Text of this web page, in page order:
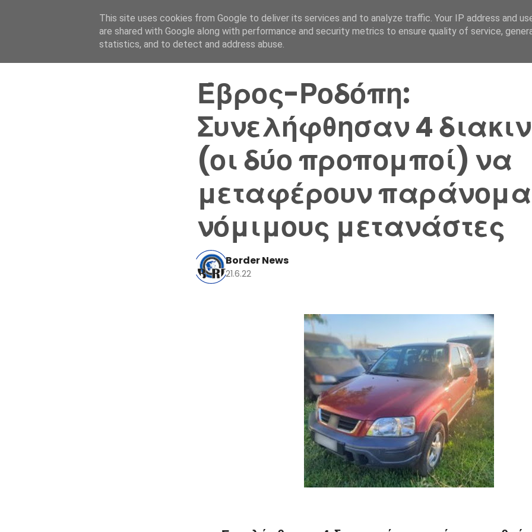
Αρχική Σελίδα Ελλάδα
Έβρος-Ροδόπη:
Συνελήφθησαν 4
(οι δύο προπομποί) να
μεταφέρουν παράνομα
νόμιμους μετανάστες
Border News
21.6.22
This site uses cookies from Google to deliver its services and to analyze traffic. Your IP address and
are shared with Google along with performance and security metrics to ensure quality of service,
statistics, and to detect and address abuse.